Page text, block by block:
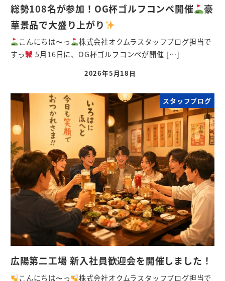
総勢108名が参加！OG杯ゴルフコンペ開催
豪
華景品で大盛り上がり
こんにちは〜っ
株式会社オクムラスタッフブログ担当で
すっ
5月16日に、OG杯ゴルフコンペが開催 […]
2026年5月18日
スタッフブログ
広陽第二工場 新入社員歓迎会を開催しました！
こんにちは〜っ
株式会社オクムラスタッフブログ担当で